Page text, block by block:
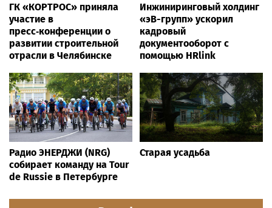
ГК «КОРТРОС» приняла
участие в
пресс‑конференции о
развитии строительной
отрасли в Челябинске
Инжиниринговый холдинг
«эВ-групп» ускорил
кадровый
документооборот с
помощью HRlink
Радио ЭНЕРДЖИ (NRG)
собирает команду на Tour
de Russie в Петербурге
Старая усадьба